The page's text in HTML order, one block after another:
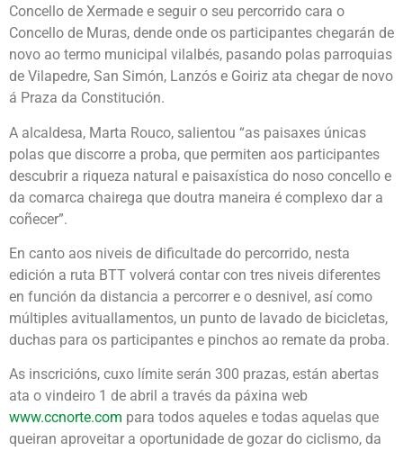
Concello de Xermade e seguir o seu percorrido cara o
Concello de Muras, dende onde os participantes chegarán de
novo ao termo municipal vilalbés, pasando polas parroquias
de Vilapedre, San Simón, Lanzós e Goiriz ata chegar de novo
á Praza da Constitución.
A alcaldesa, Marta Rouco, salientou “as paisaxes únicas
polas que discorre a proba, que permiten aos participantes
descubrir a riqueza natural e paisaxística do noso concello e
da comarca chairega que doutra maneira é complexo dar a
coñecer”.
En canto aos niveis de dificultade do percorrido, nesta
edición a ruta BTT volverá contar con tres niveis diferentes
en función da distancia a percorrer e o desnivel, así como
múltiples avituallamentos, un punto de lavado de bicicletas,
duchas para os participantes e pinchos ao remate da proba.
As inscricións, cuxo límite serán 300 prazas, están abertas
ata o vindeiro 1 de abril a través da páxina web
www.ccnorte.com para todos aqueles e todas aquelas que
queiran aproveitar a oportunidade de gozar do ciclismo, da